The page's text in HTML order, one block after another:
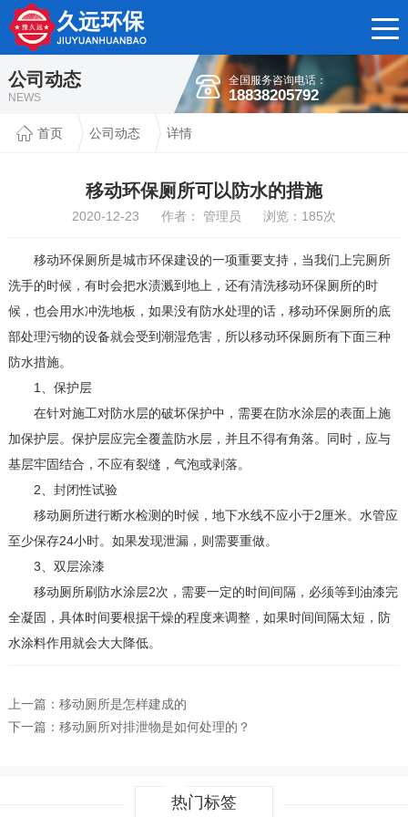
公司动态
NEWS
全国服务咨询电话：
18838205792
首页 公司动态 详情
移动环保厕所可以防水的措施
2020-12-23 作者： 管理员 浏览： 185次
移动环保厕所是城市环保建设的一项重要支持，当我们上完厕所
洗手的时候，有时会把水渍溅到地上，还有清洗移动环保厕所的时
候，也会用水冲洗地板，如果没有防水处理的话，移动环保厕所的底
部处理污物的设备就会受到潮湿危害，所以移动环保厕所有下面三种
防水措施。
1、保护层
在针对施工对防水层的破坏保护中，需要在防水涂层的表面上施
加保护层。保护层应完全覆盖防水层，并且不得有角落。同时，应与
基层牢固结合，不应有裂缝，气泡或剥落。
2、封闭性试验
移动厕所进行断水检测的时候，地下水线不应小于2厘米。水管应
至少保存24小时。如果发现泄漏，则需要重做。
3、双层涂漆
移动厕所刷防水涂层2次，需要一定的时间间隔，必须等到油漆完
全凝固，具体时间要根据干燥的程度来调整，如果时间间隔太短，防
水涂料作用就会大大降低。
上一篇： 移动厕所是怎样建成的
下一篇： 移动厕所对排泄物是如何处理的？
热门标签